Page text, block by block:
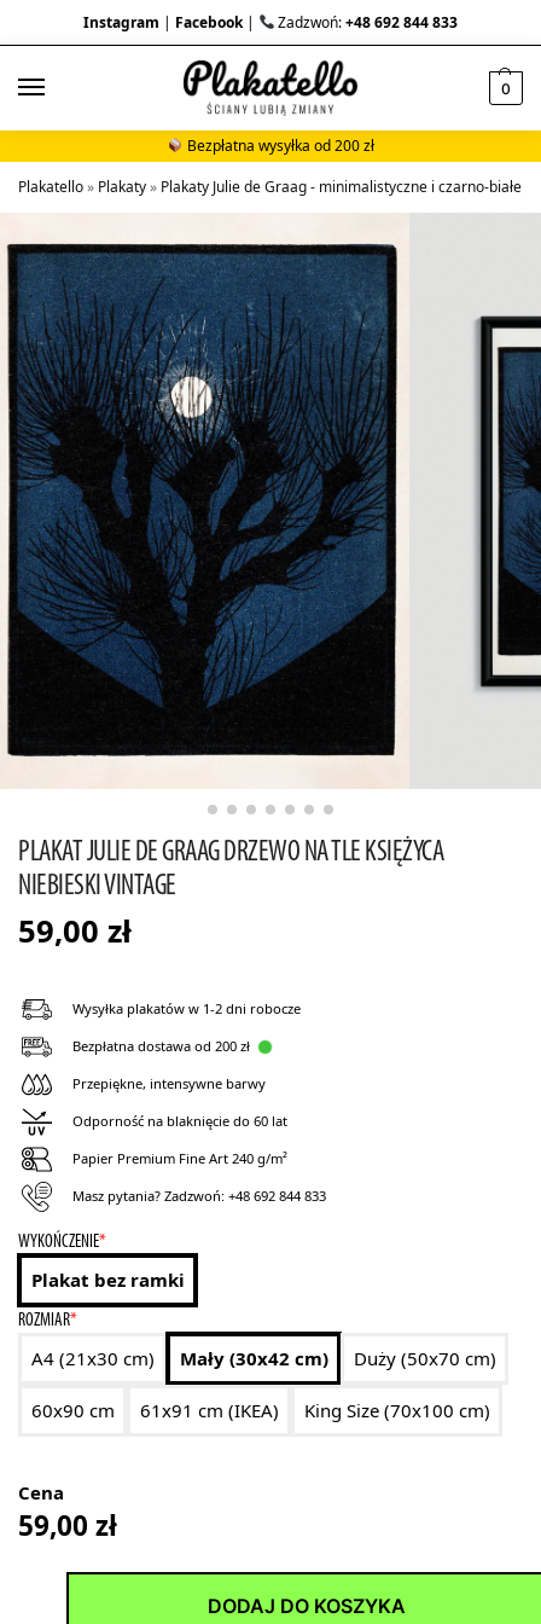
Instagram | Facebook| Zadzwoń:+48 692 844 833
0
Bezpłatna wysyłka od 200 zł
Plakatello» Plakaty» Plakaty Julie de Graag - minimalistyczne i czarno-białe
PLAKAT JULIE DE GRAAG DRZEWO NA TLE KSIĘŻYCA
NIEBIESKI VINTAGE
59,00 zł
Wysyłka plakatów w 1-2 dni robocze
Bezpłatna dostawa od 200 zł
Przepiękne, intensywne barwy
Odporność na blaknięcie do 60 lat
Papier Premium Fine Art 240 g/m²
Masz pytania? Zadzwoń: +48 692 844 833
*
WYKOŃCZENIE
Plakat bez ramki
*
ROZMIAR
A4 (21x30 cm) Mały (30x42 cm) Duży (50x70 cm)
60x90 cm 61x91 cm (IKEA) King Size (70x100 cm)
Cena
59,00 zł
DODAJ DO KOSZYKA